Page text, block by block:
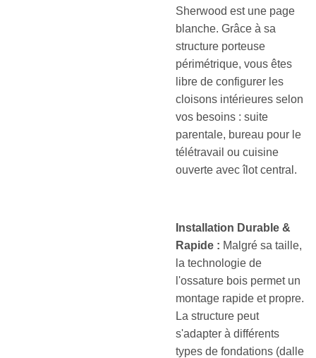
Sherwood est une page
blanche. Grâce à sa
structure porteuse
périmétrique, vous êtes
libre de configurer les
cloisons intérieures selon
vos besoins : suite
parentale, bureau pour le
télétravail ou cuisine
ouverte avec îlot central.
Installation Durable &
Rapide : Malgré sa taille,
la technologie de
l'ossature bois permet un
montage rapide et propre.
La structure peut
s'adapter à différents
types de fondations (dalle